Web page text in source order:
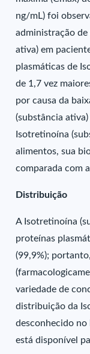
ng/mL) foi
administração
ativa) em
plasmáticas de
de 1,7 vez
por causa da
(substância
Isotretinoína
alimentos, sua
comparada com
Distribuição
A Isotretinoína
proteínas
(99,9%);
variedade de
distribuição da
desconhecido no
está disponível